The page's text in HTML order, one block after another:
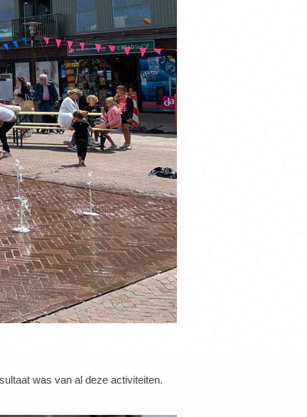
was van al deze activiteiten.